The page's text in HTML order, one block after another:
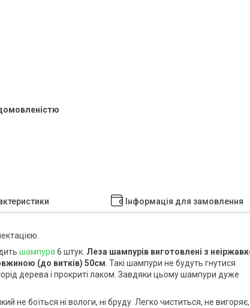
Інформація для замовлення
шампура6 штук. Леза шампурів виготовлені з
(до витків) 50см. Такі шампури не будуть гнутися
дерева і прокриті лаком. Завдяки цьому шампури дуже
боїться ні вологи, ні бруду. Легко чиститься, не вигоряє,